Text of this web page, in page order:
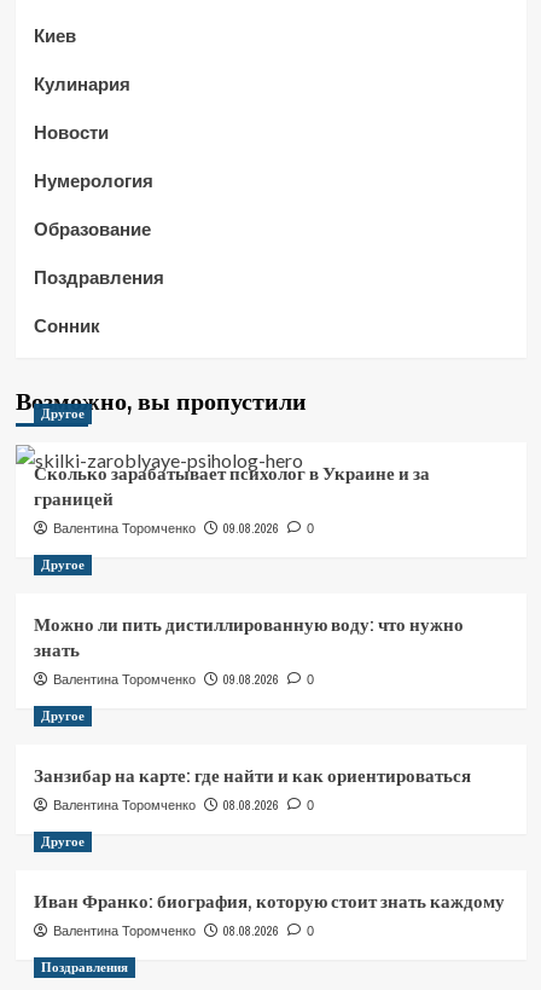
Киев
Кулинария
Новости
Нумерология
Образование
Поздравления
Сонник
Возможно, вы пропустили
Другое
Сколько зарабатывает психолог в Украине и за
границей
Валентина Торомченко 09.08.2026 0
Другое
Можно ли пить дистиллированную воду: что нужно
знать
Валентина Торомченко 09.08.2026 0
Другое
Занзибар на карте: где найти и как ориентироваться
Валентина Торомченко 08.08.2026 0
Другое
Иван Франко: биография, которую стоит знать каждому
Валентина Торомченко 08.08.2026 0
Поздравления